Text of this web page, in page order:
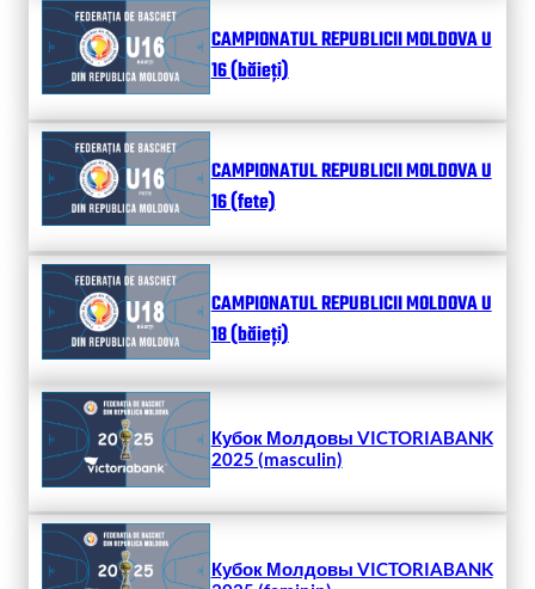
CAMPIONATUL REPUBLICII MOLDOVA U
16 (băieți)
CAMPIONATUL REPUBLICII MOLDOVA U
16 (fete)
CAMPIONATUL REPUBLICII MOLDOVA U
18 (băieți)
Кубок Молдовы VICTORIABANK
2025 (masculin)
Кубок Молдовы VICTORIABANK